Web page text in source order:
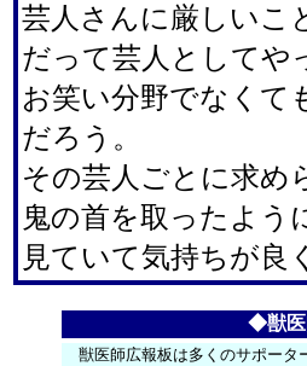
芸人さんに厳しいこ
だって芸人としてや
お笑い分野でなくて
だろう。
その芸人ごとに求め
鬼の首を取ったよう
見ていて気持ちが良
◆獣医
獣医師広報板は多くのサポータ